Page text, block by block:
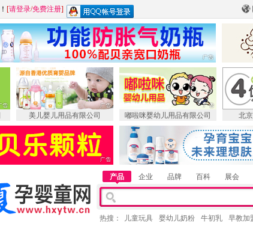
！ [请登录/免费注册]
美儿婴儿用品有限公司 嘟啦咪婴幼儿用品有限公司 北
产品 企业 品牌 百科 展会
热搜： 儿童玩具 婴幼儿奶粉 牛初乳 早教加